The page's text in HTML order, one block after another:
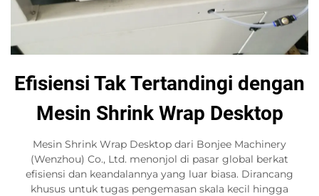
Efisiensi Tak Tertandingi dengan
Mesin Shrink Wrap Desktop
Mesin Shrink Wrap Desktop dari Bonjee Machinery
(Wenzhou) Co., Ltd. menonjol di pasar global berkat
efisiensi dan keandalannya yang luar biasa. Dirancang
khusus untuk tugas pengemasan skala kecil hingga